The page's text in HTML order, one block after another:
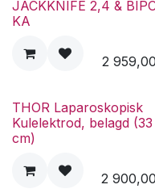
JACKKNIFE 2,4 &
KA
2 959,00
THOR Laparoskopisk
Kulelektrod, belagd (33
cm)
2 900,00